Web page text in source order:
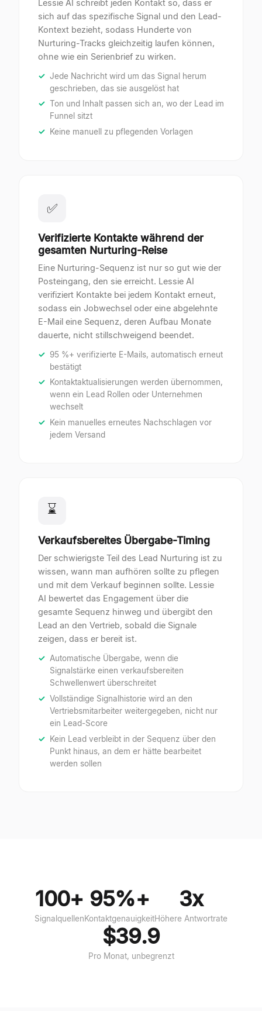
Lessie AI schreibt jeden Kontakt so, dass er
sich auf das spezifische Signal und den Lead-
Kontext bezieht, sodass Hunderte von
Nurturing-Tracks gleichzeitig laufen können,
ohne wie ein Serienbrief zu wirken.
Jede Nachricht wird um das Signal herum
geschrieben, das sie ausgelöst hat
Ton und Inhalt passen sich an, wo der Lead im
Funnel sitzt
Keine manuell zu pflegenden Vorlagen
✅
Verifizierte Kontakte während der
gesamten Nurturing-Reise
Eine Nurturing-Sequenz ist nur so gut wie der
Posteingang, den sie erreicht. Lessie AI
verifiziert Kontakte bei jedem Kontakt erneut,
sodass ein Jobwechsel oder eine abgelehnte
E-Mail eine Sequenz, deren Aufbau Monate
dauerte, nicht stillschweigend beendet.
95 %+ verifizierte E-Mails, automatisch erneut
bestätigt
Kontaktaktualisierungen werden übernommen,
wenn ein Lead Rollen oder Unternehmen
wechselt
Kein manuelles erneutes Nachschlagen vor
jedem Versand
⌛
Verkaufsbereites Übergabe-Timing
Der schwierigste Teil des Lead Nurturing ist zu
wissen, wann man aufhören sollte zu pflegen
und mit dem Verkauf beginnen sollte. Lessie
AI bewertet das Engagement über die
gesamte Sequenz hinweg und übergibt den
Lead an den Vertrieb, sobald die Signale
zeigen, dass er bereit ist.
Automatische Übergabe, wenn die
Signalstärke einen verkaufsbereiten
Schwellenwert überschreitet
Vollständige Signalhistorie wird an den
Vertriebsmitarbeiter weitergegeben, nicht nur
ein Lead-Score
Kein Lead verbleibt in der Sequenz über den
Punkt hinaus, an dem er hätte bearbeitet
werden sollen
100+
Signalquellen
95%+
Kontaktgenauigkeit
3x
Höhere Antwortrate
$39.9
Pro Monat, unbegrenzt